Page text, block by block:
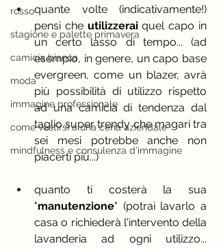
rosso
stagione e palette primavera
camicia bianca
moda
immagine professionale
come vestirsi a una cena aziendale
mindfulness e consulenza d'immagine
quante volte (indicativamente!)
pensi che utilizzerai quel capo in
un certo lasso di tempo... (ad
esempio, in genere, un capo base
evergreen, come un blazer, avrà
più possibilità di utilizzo rispetto
ad una camicia di tendenza dal
taglio super trendy che magari tra
sei mesi potrebbe anche non
piacerti più...)
quanto ti costerà la sua
"manutenzione" (potrai lavarlo a
casa o richiederà l'intervento della
lavanderia ad ogni utilizzo...